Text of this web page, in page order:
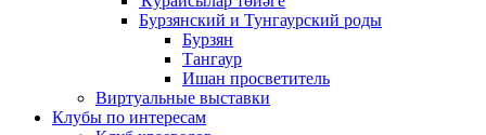
Бурзянский и Тунгаурский роды
Бурзян
Тангаур
Ишан просветитель
Виртуальные выставки
Клубы по интересам